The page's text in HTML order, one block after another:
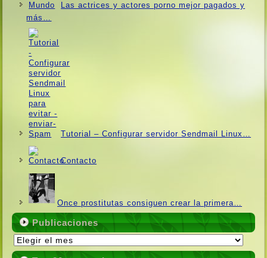
Las actrices y actores porno mejor pagados y
más…
Tutorial – Configurar servidor Sendmail Linux…
Contacto
Once prostitutas consiguen crear la primera…
Publicaciones
Publicaciones